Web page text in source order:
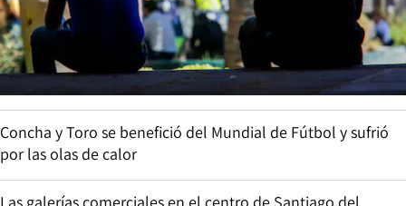
Concha y Toro se benefició del Mundial de Fútbol y sufrió
por las olas de calor
Las galerías comerciales en el centro de Santiago del